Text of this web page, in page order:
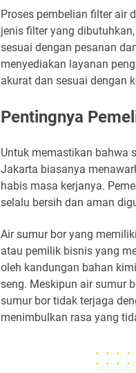
Proses pembelian filter air
jenis filter yang
sesuai dengan pesanan
menyediakan layanan
akurat dan sesuai dengan
Pentingnya
Untuk memastikan bahwa
Jakarta biasanya
habis masa kerjanya.
selalu bersih dan aman
Air sumur bor yang
atau pemilik bisnis yang
oleh kandungan bahan
seng. Meskipun air sumur
sumur bor tidak terjaga
menimbulkan rasa yang